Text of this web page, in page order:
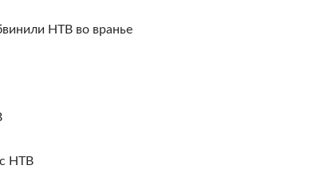
НТВ во вранье
НТВ